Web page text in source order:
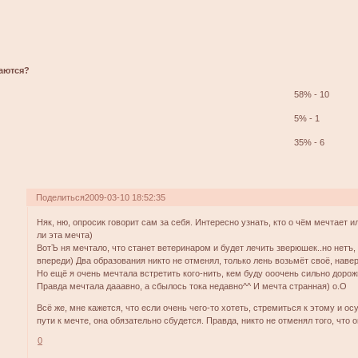
58% - 10
5% - 1
35% - 6
Поделиться2009-03-10 18:52:35
Няк, ню, опросик говорит сам за себя. Интересно узнать, кто о чём мечтает
ли эта мечта)
ВотЪ ня мечтало, что станет ветеринаром и будет лечить зверюшек..но
впереди) Два образования никто не отменял, только лень возьмёт своё,
Но ещё я очень мечтала встретить кого-нить, кем буду ооочень сильно
Правда мечтала дааавно, а сбылось тока недавно^^ И мечта странная) о.О
Всё же, мне кажется, что если очень чего-то хотеть, стремиться к этому и
пути к мечте, она обязательно сбудется. Правда, никто не отменял того, что
0